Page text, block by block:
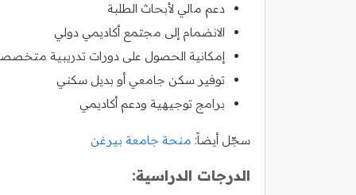
دعم مالي لأبحاث الطلبة
الانضمام إلى مجتمع أكاديمي دولي
إمكانية الحصول على دورات تدريبية
توفير سكن جامعي أو بديل سكني
برامج توجيهية ودعم أكاديمي
سجّل أيضاً: منحة جامعة بيرغن
الدرجات الدراسية: